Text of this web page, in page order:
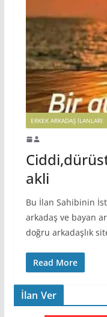
ERKEK ARKADAŞ ILANLARI
akli
Bu İlan Sahibinin
arkadaş ve bayan
doğru arkadaşlık
Read More
İlan Ver